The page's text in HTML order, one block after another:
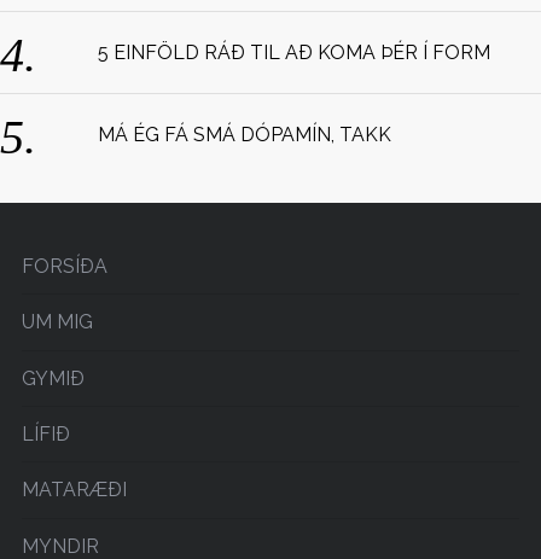
5 EINFÖLD RÁÐ TIL AÐ KOMA ÞÉR Í FORM
MÁ ÉG FÁ SMÁ DÓPAMÍN, TAKK
FORSÍÐA
UM MIG
GYMIÐ
LÍFIÐ
MATARÆÐI
MYNDIR
: